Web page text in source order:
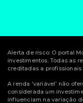
Alerta de risco: O portal
investimentos. Todas as
creditadas a
A renda ‘variável’ não
considerada um
influenciam na variação